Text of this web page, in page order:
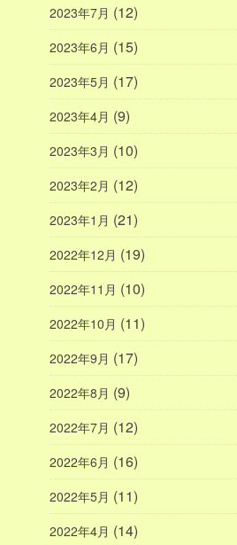
2023年7月 (12)
2023年6月 (15)
2023年5月 (17)
2023年4月 (9)
2023年3月 (10)
2023年2月 (12)
2023年1月 (21)
2022年12月 (19)
2022年11月 (10)
2022年10月 (11)
2022年9月 (17)
2022年8月 (9)
2022年7月 (12)
2022年6月 (16)
2022年5月 (11)
2022年4月 (14)